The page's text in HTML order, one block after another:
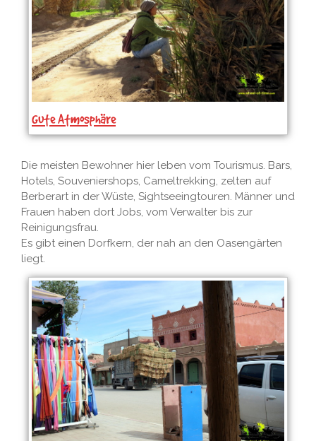
Gute Atmosphäre
Die meisten Bewohner hier leben vom Tourismus. Bars,
Hotels, Souveniershops, Cameltrekking, zelten auf
Berberart in der Wüste, Sightseeingtouren. Männer und
Frauen haben dort Jobs, vom Verwalter bis zur
Reinigungsfrau.
Es gibt einen Dorfkern, der nah an den Oasengärten
liegt.